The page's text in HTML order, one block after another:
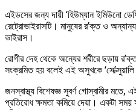
এইডসের জন্য দায়ী ‘হিউম্যান ইমিউনো
রেট্রোভাইরাসটি। মানুষের র’ক্ত ও
ভাইরাস।
রোগীর দেহ থেকে অন্যের শরীরে ছড়ায় র’ক্ত
সংক্রমিত হয় বলেই এই অসুখকে ‘সে’ক্সুয়ালি
জনস্বাস্থ্য বিশেষজ্ঞ সুবর্ণ গোস্বামীর মতে,
প্রতিরোধ ক্ষমতা কমিয়ে দেয়া। একটা সময়